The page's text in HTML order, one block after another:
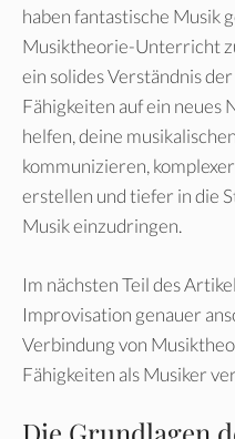
haben fantastische Musik
Musiktheorie-Unterricht
ein solides Verständnis
Fähigkeiten auf ein neues
helfen, deine
kommunizieren,
erstellen und tiefer in die
Musik einzudringen.
Im nächsten Teil des
Improvisation genauer
Verbindung von
Fähigkeiten als Musiker